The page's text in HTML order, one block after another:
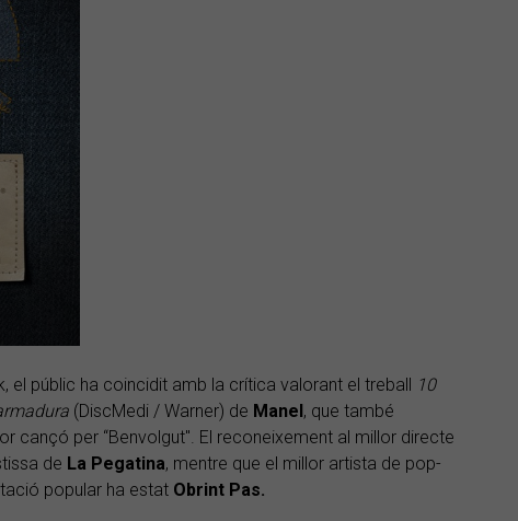
el públic ha coincidit amb la crítica valorant el treball 10
(DiscMedi / Warner) de Manel, que també
cançó per “Benvolgut". El reconeixement al millor directe
de La Pegatina, mentre que el millor artista de pop-
popular ha estat Obrint Pas.